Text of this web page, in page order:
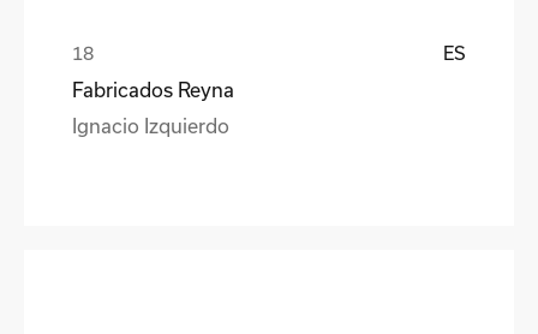
ES
Fabricados Reyna
Ignacio Izquierdo